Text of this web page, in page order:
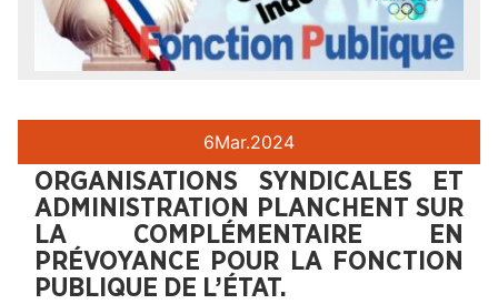
6Mar.2024
ORGANISATIONS SYNDICALES ET
ADMINISTRATION PLANCHENT SUR
LA COMPLÉMENTAIRE EN
PRÉVOYANCE POUR LA FONCTION
PUBLIQUE DE L’ÉTAT.